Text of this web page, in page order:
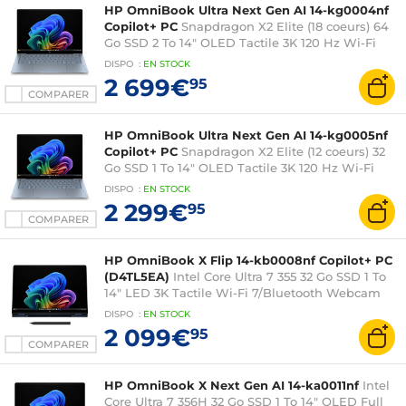
COMPARER
HP OmniBook Ultra Next Gen AI 14-kg0004nf
Copilot+ PC Snapdragon X2 Elite (18 coeurs) 64
Go SSD 2 To 14" OLED Tactile 3K 120 Hz Wi-Fi
7/Bluetooth Webcam Windows 11 Famille
DISPO : EN STOCK
2 699€95
COMPARER
HP OmniBook Ultra Next Gen AI 14-kg0005nf
Copilot+ PC Snapdragon X2 Elite (12 coeurs) 32
Go SSD 1 To 14" OLED Tactile 3K 120 Hz Wi-Fi
7/Bluetooth Webcam Windows 11 Famille
DISPO : EN STOCK
2 299€95
COMPARER
HP OmniBook X Flip 14-kb0008nf Copilot+ PC
(D4TL5EA) Intel Core Ultra 7 355 32 Go SSD 1 To
14" LED 3K Tactile Wi-Fi 7/Bluetooth Webcam
Windows 11 Famille
DISPO : EN STOCK
2 099€95
HP OmniBook X Next Gen AI 14-ka0011nf Intel
Core Ultra 7 356H 32 Go SSD 1 To 14" OLED Full